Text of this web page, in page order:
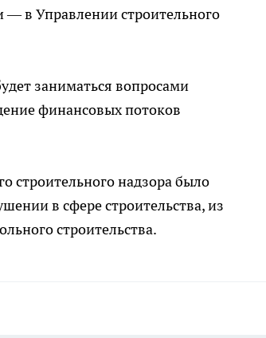
— в Управлении строительного
заниматься вопросами
финансовых потоков
строительного надзора было
в сфере строительства, из
строительства.